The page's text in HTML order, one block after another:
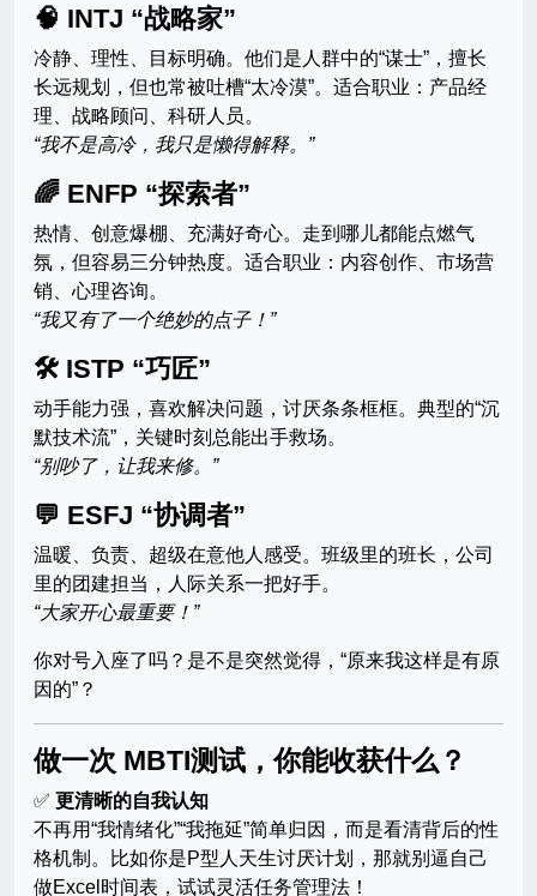
🧠 INTJ “战略家”
冷静、理性、目标明确。他们是人群中的“谋士”，擅长
长远规划，但也常被吐槽“太冷漠”。适合职业：产品经
理、战略顾问、科研人员。
“我不是高冷，我只是懒得解释。”
🌈 ENFP “探索者”
热情、创意爆棚、充满好奇心。走到哪儿都能点燃气
氛，但容易三分钟热度。适合职业：内容创作、市场营
销、心理咨询。
“我又有了一个绝妙的点子！”
🛠 ISTP “巧匠”
动手能力强，喜欢解决问题，讨厌条条框框。典型的“沉
默技术流”，关键时刻总能出手救场。
“别吵了，让我来修。”
💬 ESFJ “协调者”
温暖、负责、超级在意他人感受。班级里的班长，公司
里的团建担当，人际关系一把好手。
“大家开心最重要！”
你对号入座了吗？是不是突然觉得，“原来我这样是有原
因的”？
做一次 MBTI测试，你能收获什么？
✅ 更清晰的自我认知
不再用“我情绪化”“我拖延”简单归因，而是看清背后的性
格机制。比如你是P型人天生讨厌计划，那就别逼自己
做Excel时间表，试试灵活任务管理法！